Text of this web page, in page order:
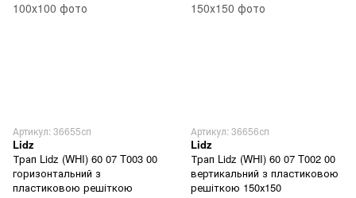
Артикул: 36655сп
Lidz
Трап Lidz (WHI) 60 07 T003 00
горизонтальний з
пластиковою решіткою
Артикул: 36656сп
Lidz
Трап Lidz (WHI) 60 07 T002 00
вертикальний з пластиковою
решіткою 150х150